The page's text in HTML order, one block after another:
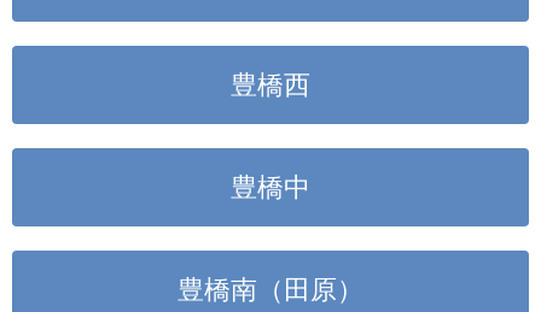
豊橋西
豊橋中
豊橋南（田原）